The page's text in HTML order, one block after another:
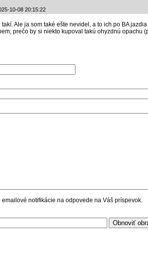
10-08 20:15:22
Ale ja som také ešte nevidel, a to ich po BA
prečo by si niekto kupoval takú ohyzdnú opachu
emailové notifikácie na odpovede na Váš príspevok.